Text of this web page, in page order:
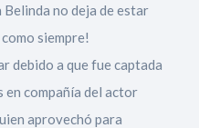
no deja de estar
siempre!
debido a que fue captada
en compañía del actor
aprovechó para